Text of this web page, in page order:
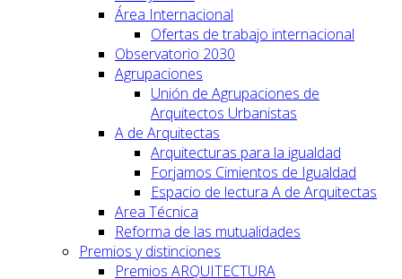
Área Internacional
Ofertas de trabajo internacional
Observatorio 2030
Agrupaciones
Unión de Agrupaciones de
Arquitectos Urbanistas
A de Arquitectas
Arquitecturas para la igualdad
Forjamos Cimientos de Igualdad
Espacio de lectura A de Arquitectas
Area Técnica
Reforma de las mutualidades
Premios y distinciones
Premios ARQUITECTURA